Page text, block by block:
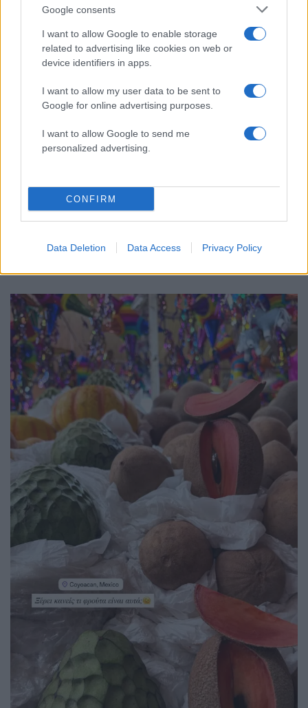
Google consents
I want to allow Google to enable storage
related to advertising like cookies on web or
device identifiers in apps.
I want to allow my user data to be sent to
Google for online advertising purposes.
I want to allow Google to send me
personalized advertising.
CONFIRM
Data Deletion Data Access Privacy Policy